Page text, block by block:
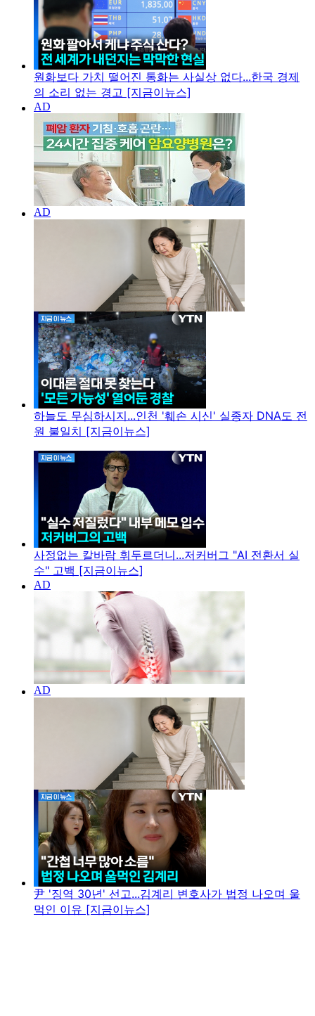
원화보다 가치 떨어진 통화는 사실상 없다...한국 경제
의 소리 없는 경고 [지금이뉴스]
하늘도 무심하시지...인천 '훼손 시신' 실종자 DNA도 전
원 불일치 [지금이뉴스]
사정없는 칼바람 휘두르더니...저커버그 "AI 전환서 실
수" 고백 [지금이뉴스]
尹 '징역 30년' 선고...김계리 변호사가 법정 나오며 울
먹인 이유 [지금이뉴스]